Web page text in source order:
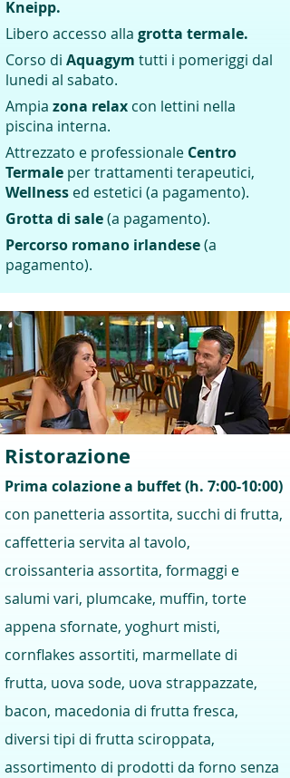
Kneipp.
Libero accesso alla grotta termale.
Corso di Aquagym tutti i pomeriggi dal
lunedi al sabato.
Ampia zona relax con lettini nella
piscina interna.
Attrezzato e professionale Centro
Termale per trattamenti terapeutici,
Wellness ed estetici (a pagamento).
Grotta di sale(a pagamento).
Percorso romano irlandese(a
pagamento).
Ristorazione
Prima colazione a buffet (h. 7:00-10:00)
con panetteria assortita, succhi di frutta,
caffetteria servita al tavolo,
croissanteria assortita, formaggi e
salumi vari, plumcake, muffin, torte
appena sfornate, yoghurt misti,
cornflakes assortiti, marmellate di
frutta, uova sode, uova strappazzate,
bacon, macedonia di frutta fresca,
diversi tipi di frutta sciroppata,
assortimento di prodotti da forno senza